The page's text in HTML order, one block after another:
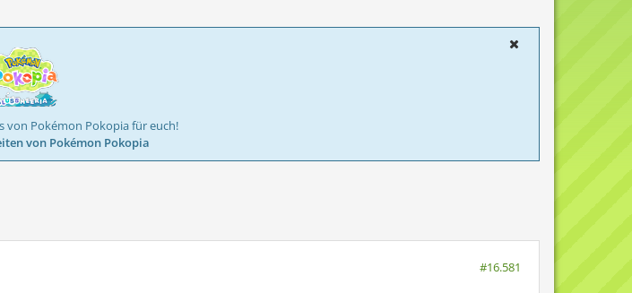
von Pokémon Pokopia für euch!
von Pokémon Pokopia
#16.581